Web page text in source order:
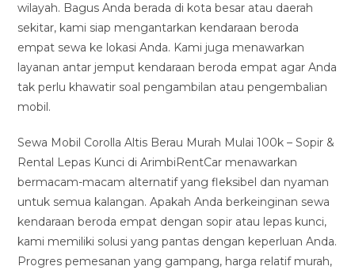
wilayah. Bagus Anda berada di kota besar atau daerah
sekitar, kami siap mengantarkan kendaraan beroda
empat sewa ke lokasi Anda. Kami juga menawarkan
layanan antar jemput kendaraan beroda empat agar Anda
tak perlu khawatir soal pengambilan atau pengembalian
mobil.
Sewa Mobil Corolla Altis Berau Murah Mulai 100k – Sopir &
Rental Lepas Kunci di ArimbiRentCar menawarkan
bermacam-macam alternatif yang fleksibel dan nyaman
untuk semua kalangan. Apakah Anda berkeinginan sewa
kendaraan beroda empat dengan sopir atau lepas kunci,
kami memiliki solusi yang pantas dengan keperluan Anda.
Progres pemesanan yang gampang, harga relatif murah,